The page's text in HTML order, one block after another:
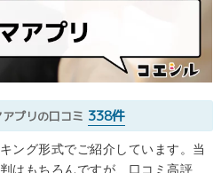
プリの口コミ 338件
ング形式でご紹介しています。当
はもちろんですが、口コミ高評